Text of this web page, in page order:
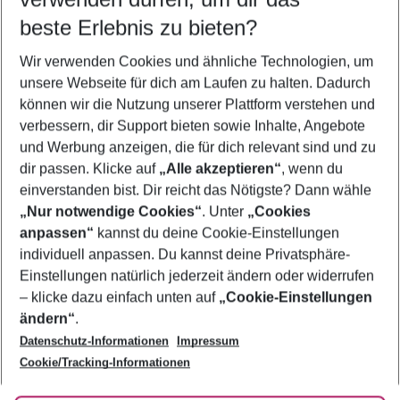
5-8 Nächte
2 Erwachsene Keine Kinder
Mehr Filter anzeigen
Footer
Footer navigation
Über uns
AGB
Bestpreisgarantie
Cookie-Einstellungen ändern
Cookie-Richtlinie
Agenturbetreuung
Barrierefreies Reisen
Folge uns
beste Erlebnis zu bieten?
Wir verwenden Cookies und ähnliche Technologien, um
unsere Webseite für dich am Laufen zu halten. Dadurch
können wir die Nutzung unserer Plattform verstehen und
verbessern, dir Support bieten sowie Inhalte, Angebote
und Werbung anzeigen, die für dich relevant sind und zu
dir passen. Klicke auf „Alle akzeptieren“, wenn du
einverstanden bist. Dir reicht das Nötigste? Dann wähle
„Nur notwendige Cookies“. Unter „Cookies
anpassen“ kannst du deine Cookie-Einstellungen
individuell anpassen. Du kannst deine Privatsphäre-
Einstellungen natürlich jederzeit ändern oder widerrufen
– klicke dazu einfach unten auf „Cookie-Einstellungen
ändern“.
Datenschutz-Informationen
Impressum
Cookie/Tracking-Informationen